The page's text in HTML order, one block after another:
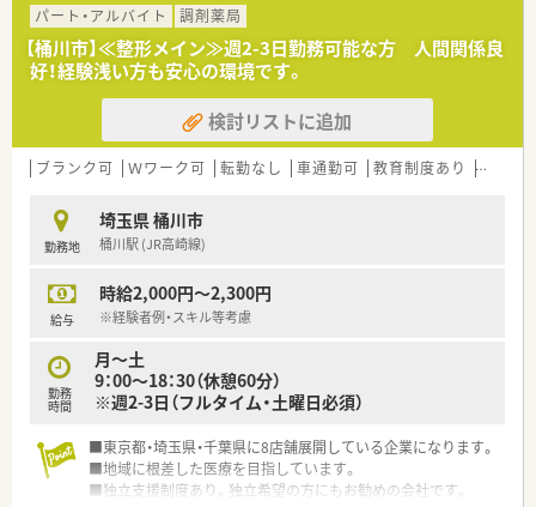
パート・アルバイト
調剤薬局
【桶川市】≪整形メイン≫週2-3日勤務可能な方 人間関係良
好！経験浅い方も安心の環境です。
検討リストに追加
ブランク可 Ｗワーク可 転勤なし 車通勤可 教育制度あり シフト
勤務地
埼玉県 桶川市
桶川駅 (JR高崎線)
給与
時給2,000円～2,300円
※経験者例・スキル等考慮
勤務
時間
月～土
9：00～18：30（休憩60分）
※週2-3日（フルタイム・土曜日必須）
■東京都・埼玉県・千葉県に8店舗展開している企業になります。
■地域に根差した医療を目指しています。
■独立支援制度あり。独立希望の方にもお勧めの会社です。